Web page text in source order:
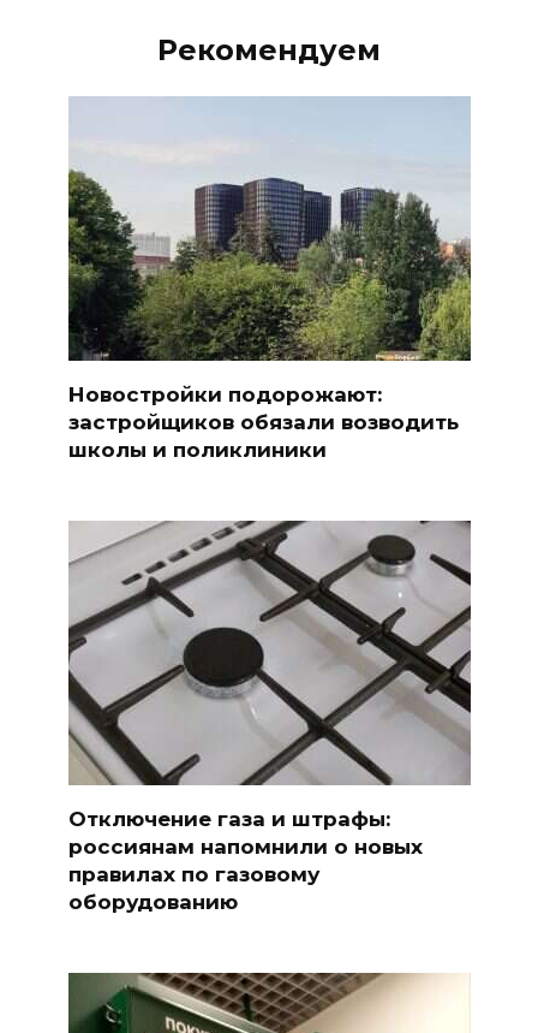
Рекомендуем
Новостройки подорожают:
застройщиков обязали возводить
школы и поликлиники
Отключение газа и штрафы:
россиянам напомнили о новых
правилах по газовому
оборудованию